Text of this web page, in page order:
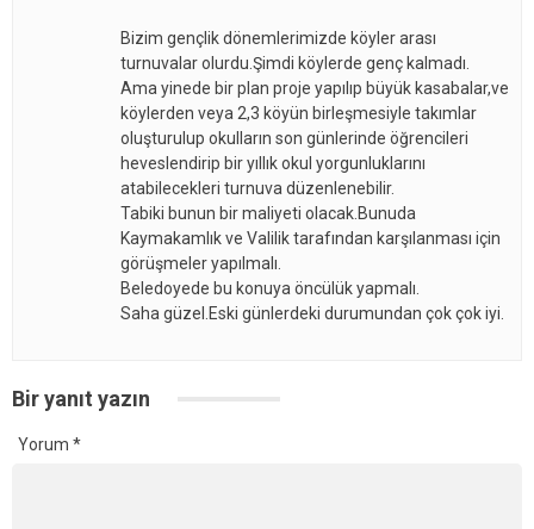
Bizim gençlik dönemlerimizde köyler arası
turnuvalar olurdu.Şimdi köylerde genç kalmadı.
Ama yinede bir plan proje yapılıp büyük kasabalar,ve
köylerden veya 2,3 köyün birleşmesiyle takımlar
oluşturulup okulların son günlerinde öğrencileri
heveslendirip bir yıllık okul yorgunluklarını
atabilecekleri turnuva düzenlenebilir.
Tabiki bunun bir maliyeti olacak.Bunuda
Kaymakamlık ve Valilik tarafından karşılanması için
görüşmeler yapılmalı.
Beledoyede bu konuya öncülük yapmalı.
Saha güzel.Eski günlerdeki durumundan çok çok iyi.
Bir yanıt yazın
Yorum *